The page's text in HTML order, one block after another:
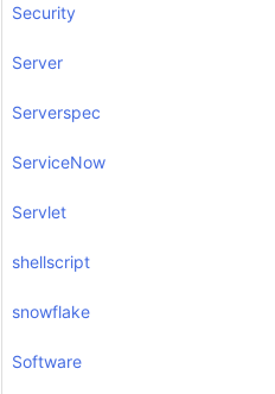
Security
Server
Serverspec
ServiceNow
Servlet
shellscript
snowflake
Software